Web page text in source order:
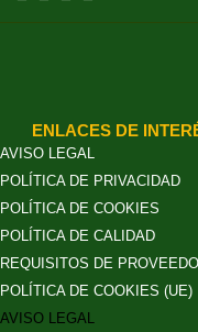
ENLACES DE
AVISO LEGAL
POLÍTICA DE PRIVACIDAD
POLÍTICA DE COOKIES
POLÍTICA DE CALIDAD
REQUISITOS DE
POLÍTICA DE COOKIES (UE)
AVISO LEGAL